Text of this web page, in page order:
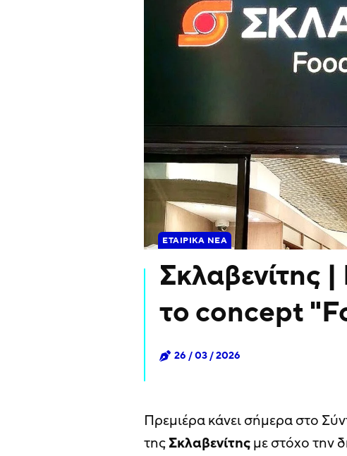
ΕΤΑΙΡΙΚΆ ΝΈΑ
Σκλαβενίτης
το concept
26 / 03 / 2026
Πρεμιέρα κάνει σήμερα στο
τηςΣκλαβενίτηςμε στόχο την